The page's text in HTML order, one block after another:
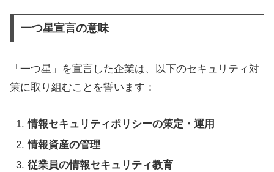
一つ星宣言の意味
「一つ星」を宣言した企業は、以下のセキュリティ対
策に取り組むことを誓います：
情報セキュリティポリシーの策定・運用
情報資産の管理
従業員の情報セキュリティ教育